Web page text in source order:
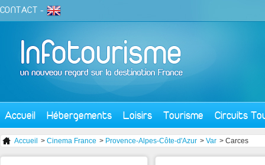
CONTACT -
Accueil Hébergements Loisirs Tourisme Circuits
Accueil > Cinema France > Provence-Alpes-Côte-d'Azur > Var > Carces